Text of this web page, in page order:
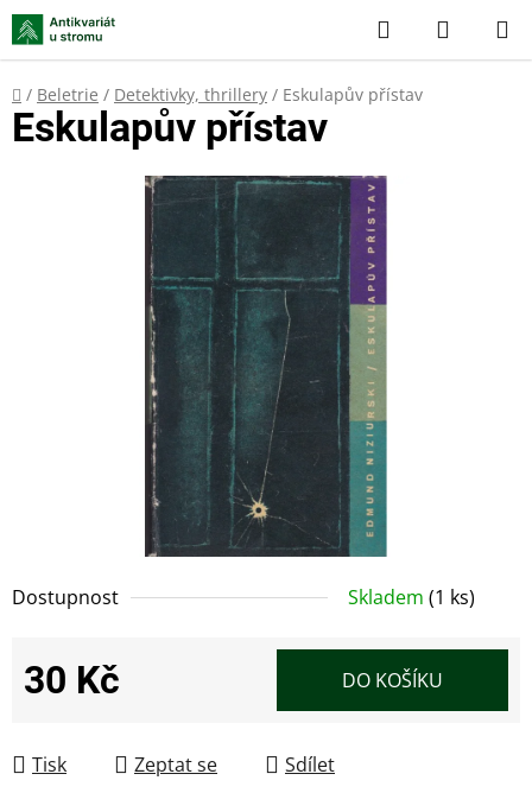
Přejít
na
obsah
Hledat
KOŠÍK
Domů
/ Beletrie / Detektivky, thrillery / Eskulapův přístav
Dostupnost Skladem (1 ks)
30 Kč DO KOŠÍKU
Tisk Zeptat se Sdílet
Eskulapův přístav